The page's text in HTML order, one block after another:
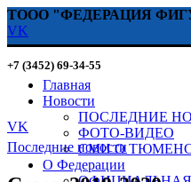
ТООО "ФЕДЕРАЦИЯ
VK
+7 (3452) 69-34-55
VK
Главная
Новости
ПОСЛЕДНИЕ
ФОТО-ВИДЕО
СМИ О
О Федерации
Последние новости